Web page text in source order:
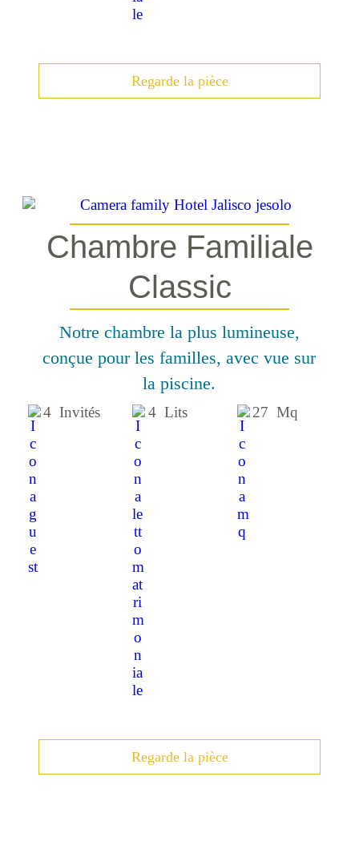
Regarde la pièce
Chambre Familiale
Classic
Notre chambre la plus lumineuse,
conçue pour les familles, avec vue sur
la piscine.
4 Invités 4 Lits 27 Mq
Regarde la pièce